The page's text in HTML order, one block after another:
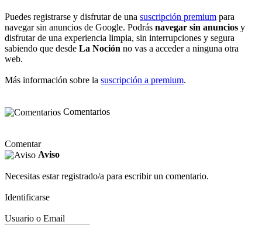
Puedes registrarse y disfrutar de una suscripción premium para
navegar sin anuncios de Google. Podrás navegar sin anuncios y
disfrutar de una experiencia limpia, sin interrupciones y segura
sabiendo que desde La Noción no vas a acceder a ninguna otra
web.
Más información sobre la suscripción a premium.
Comentarios
Comentar
Aviso
Necesitas estar registrado/a para escribir un comentario.
Identificarse
Usuario o Email